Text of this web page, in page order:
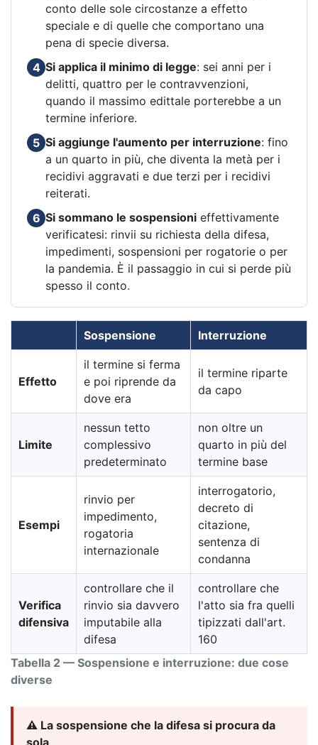
conto delle sole circostanze a effetto
speciale e di quelle che comportano una
pena di specie diversa.
4 Si applica il minimo di legge: sei anni per i
delitti, quattro per le contravvenzioni,
quando il massimo edittale porterebbe a un
termine inferiore.
5 Si aggiunge l'aumento per interruzione: fino
a un quarto in più, che diventa la metà per i
recidivi aggravati e due terzi per i recidivi
reiterati.
6 Si sommano le sospensioni effettivamente
verificatesi: rinvii su richiesta della difesa,
impedimenti, sospensioni per rogatorie o per
la pandemia. È il passaggio in cui si perde più
spesso il conto.
Tabella 2 — Sospensione e interruzione: due cose
diverse
Sospensione Interruzione
Effetto
il termine si ferma
e poi riprende da
dove era
il termine riparte
da capo
Limite
nessun tetto
complessivo
predeterminato
non oltre un
quarto in più del
termine base
Esempi
rinvio per
impedimento,
rogatoria
internazionale
interrogatorio,
decreto di
citazione,
sentenza di
condanna
Verifica
difensiva
controllare che il
rinvio sia davvero
imputabile alla
difesa
controllare che
l'atto sia fra quelli
tipizzati dall'art.
160
⚠️ La sospensione che la difesa si procura da
sola